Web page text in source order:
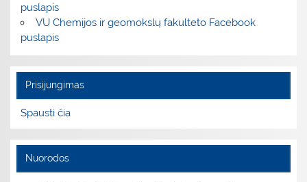
puslapis
VU Chemijos ir geomokslų fakulteto Facebook
puslapis
Prisijungimas
Spausti čia
Nuorodos